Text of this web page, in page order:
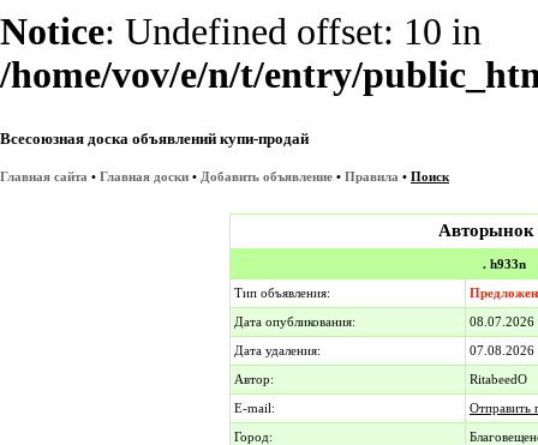
Notice: Undefined offset: 10 in
/home/vov/e/n/t/entry/
Всесоюзная доска объявлений купи-продай
Главная сайта • Главная доски • Добавить объявление • Правила • Поиск
Авторынок
. h933n
Тип объявления:
Дата опубликования:
Дата удаления:
07.08.2026
Автор:
RitabeedO
E-mail:
Отправить
Город: